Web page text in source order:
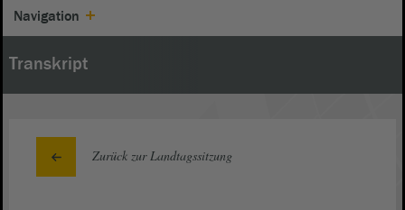
Navigation
Transkript
Zurück zur Landtagssitzung